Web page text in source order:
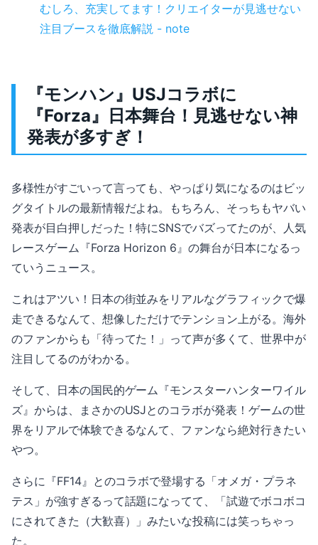
むしろ、充実してます！クリエイターが見逃せない
注目ブースを徹底解説 - note
『モンハン』USJコラボに
『Forza』日本舞台！見逃せない神
発表が多すぎ！
多様性がすごいって言っても、やっぱり気になるのはビッ
グタイトルの最新情報だよね。もちろん、そっちもヤバい
発表が目白押しだった！特にSNSでバズってたのが、人気
レースゲーム『Forza Horizon 6』の舞台が日本になるっ
ていうニュース。
これはアツい！日本の街並みをリアルなグラフィックで爆
走できるなんて、想像しただけでテンション上がる。海外
のファンからも「待ってた！」って声が多くて、世界中が
注目してるのがわかる。
そして、日本の国民的ゲーム『モンスターハンターワイル
ズ』からは、まさかのUSJとのコラボが発表！ゲームの世
界をリアルで体験できるなんて、ファンなら絶対行きたい
やつ。
さらに『FF14』とのコラボで登場する「オメガ・プラネ
テス」が強すぎるって話題になってて、「試遊でボコボコ
にされてきた（大歓喜）」みたいな投稿には笑っちゃっ
た。